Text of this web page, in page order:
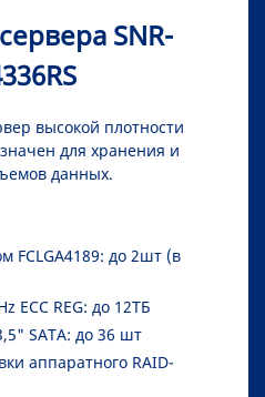
SNR-
высокой плотности
для хранения и
данных.
FСLGA4189: до 2шт (в
ECC REG: до 12ТБ
SATA: до 36 шт
аппаратного RAID-